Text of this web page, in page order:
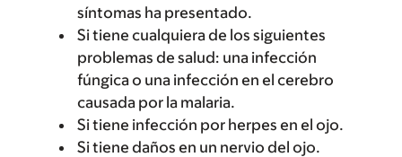
síntomas ha presentado.
Si tiene cualquiera de los siguientes
problemas de salud: una infección
fúngica o una infección en el cerebro
causada por la malaria.
Si tiene infección por herpes en el ojo.
Si tiene daños en un nervio del ojo.